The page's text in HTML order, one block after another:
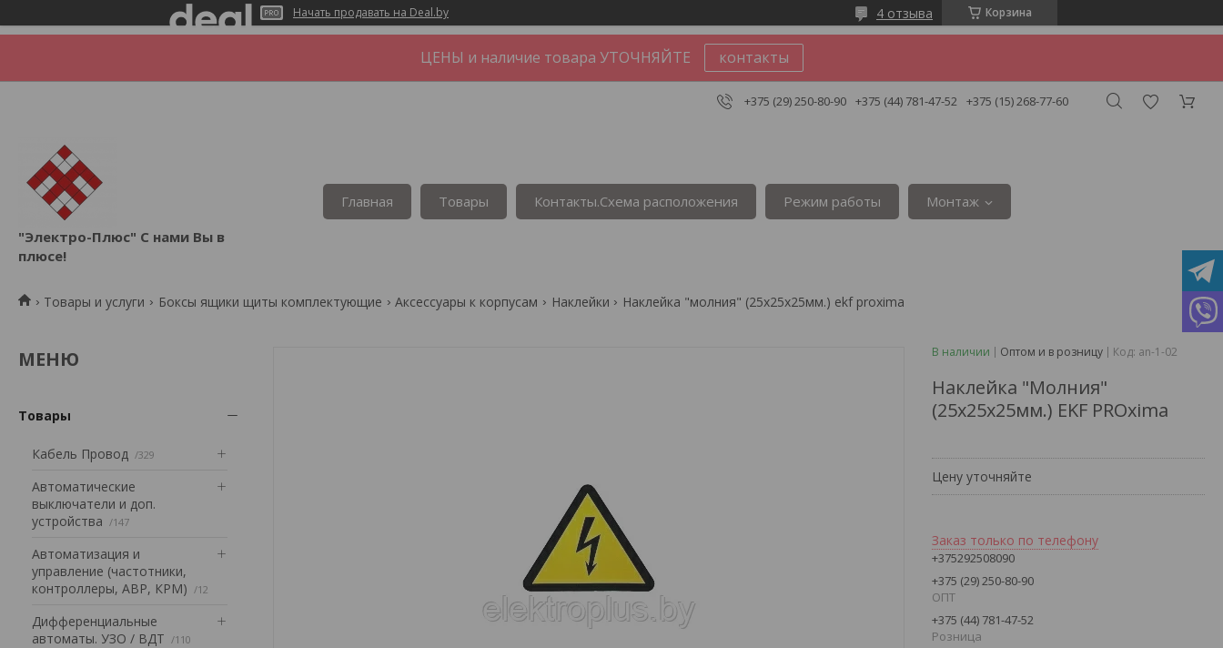
Начать продавать на Deal.by Корзина
4 отзыва
ЦЕНЫ и наличие товара УТОЧНЯЙТЕ контакты
+375 (29) 250-80-90 +375 (44) 781-47-52 +375 (15) 268-77-60
"Электро-Плюс" С нами Вы в
плюсе!
Главная Товары Контакты.Сxема расположения Режим работы Монтаж
Товары и услуги Боксы ящики щиты комплектующие Аксессуары к корпусам Наклейки Наклейка "молния" (25х25х25мм.) ekf proxima
Товары
Кабель Провод 329
Автоматические
выключатели и доп.
устройства
147
Автоматизация и
управление (частотники,
контроллеры, АВР, КРМ)
12
Дифференциальные
автоматы. УЗО / ВДТ
110
В наличии Оптом и в розницу Код: an-1-02
Наклейка "Молния"
(25х25х25мм.) EKF PROxima
Цену уточняйте
Заказ только по телефону
+375292508090
+375 (29) 250-80-90
ОПТ
+375 (44) 781-47-52
Розница